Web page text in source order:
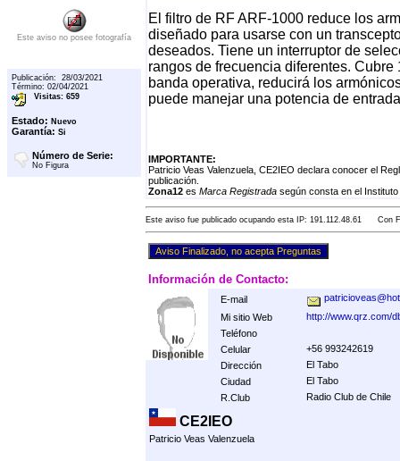
Este aviso no posee fotografía
Publicación: 28/03/2021
Término: 02/04/2021
Visitas: 659
Estado: Nuevo
Garantía: Si
Número de Serie:
No Figura
El filtro de RF ARF-1000 reduce los
diseñado para usarse con un
deseados. Tiene un interruptor de
rangos de frecuencia diferentes.
banda operativa, reducirá los
puede manejar una potencia de
IMPORTANTE:
Patricio Veas Valenzuela, CE2IEO declara conocer el
publicación.
Zona12 es Marca Registrada según consta en el
Este aviso fue publicado ocupando esta IP: 191.112.48.61 Con
Información de Contacto:
E-mail
Mi sitio Web
http://www.qrz.com/
Teléfono
Celular
+56 993242619
Dirección
El Tabo
Ciudad
El Tabo
R.Club
Radio Club de Chile
CE2IEO
Patricio Veas Valenzuela